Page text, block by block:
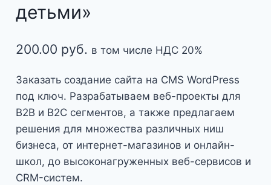
детьми»
200.00 руб. в том числе НДС 20%
Заказать создание сайта на CMS WordPress
под ключ. Разрабатываем веб-проекты для
B2B и B2C сегментов, а также предлагаем
решения для множества различных ниш
бизнеса, от интернет-магазинов и онлайн-
школ, до высоконагруженных веб-сервисов и
CRM-систем.